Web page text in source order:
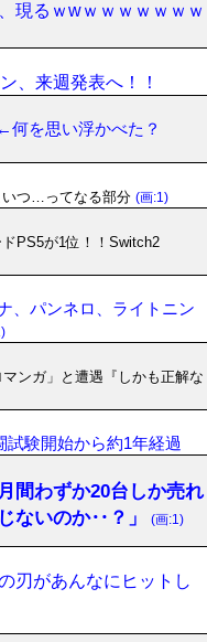
現るｗwｗｗｗｗｗｗｗ
、来週発表へ！！
何を思い浮かべた？
いつ…ってなる部分 (画:1)
PS5が1位！！Switch2
、パンネロ、ライトニン
ンガ」と遭遇『しかも正解な
試験開始から約1年経過
間わずか20台しか売れ
ないのか‥？」
(画:1)
刃があんなにヒットし